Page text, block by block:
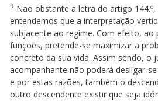
9 Não obstante a letra do artigo
entendemos que a interpretação
subjacente ao regime. Com efeito,
funções, pretende-se maximizar a
concreto da sua vida. Assim sendo, o
acompanhante não poderá desligar-
e por estas razões, também o
outro descendente existir que seja